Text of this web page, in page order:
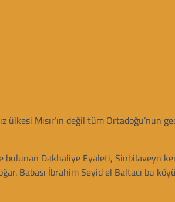
ülkesi Mısır’ın değil tüm Ortadoğu’nun
bulunan Dakhaliye Eyaleti, Sinbilaveyn
Babası İbrahim Seyid el Baltacı bu